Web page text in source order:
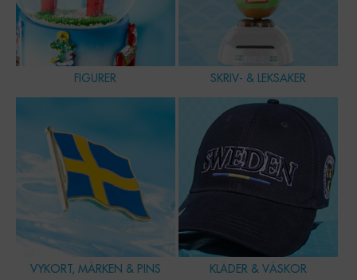
FIGURER SKRIV- & LEKSAKER
VYKORT, MÄRKEN & PINS KLÄDER & VÄSKOR